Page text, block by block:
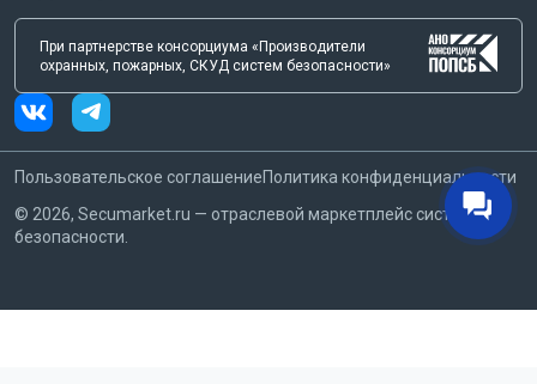
При партнерстве консорциума «Производители
охранных, пожарных, СКУД систем безопасности»
Пользовательское соглашениеПолитика конфиденциальности
© 2026, Secumarket.ru — отраслевой маркетплейс систем
безопасности.